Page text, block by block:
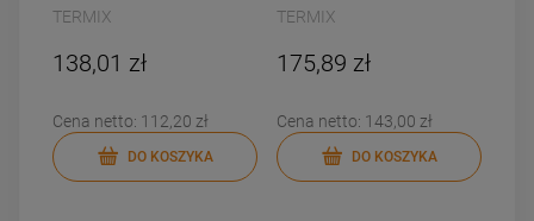
TERMIX
138,01 zł
Cena netto: 112,20 zł
DO KOSZYKA
TERMIX
175,89 zł
Cena netto: 143,00 zł
DO KOSZYKA